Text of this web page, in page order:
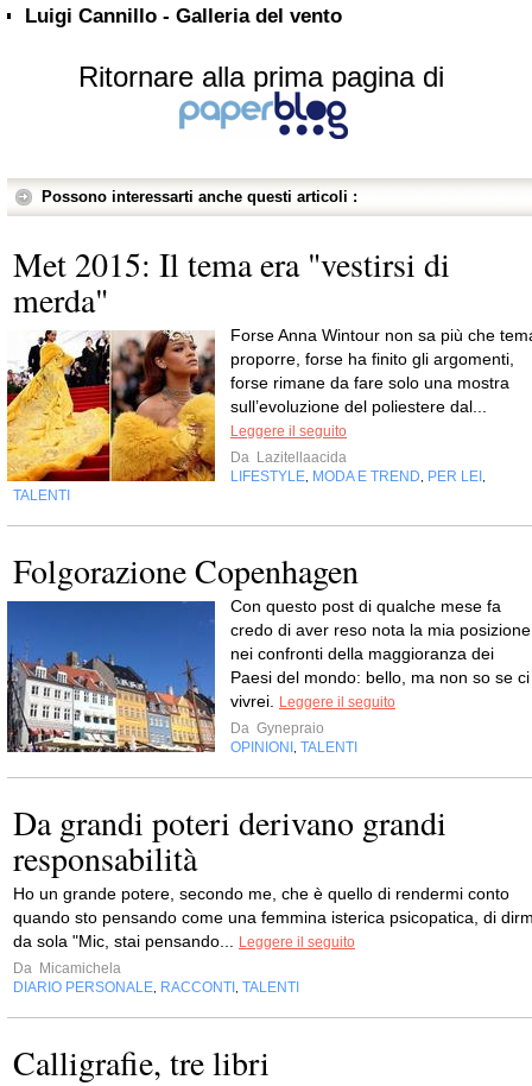
Luigi Cannillo - Galleria del vento
Ritornare alla prima pagina di
Possono interessarti anche questi articoli :
Met 2015: Il tema era "vestirsi di
merda"
Forse Anna Wintour non sa più che
proporre, forse ha finito gli argomenti,
forse rimane da fare solo una mostra
sull’evoluzione del poliestere dal...
Leggere il seguito
Da Lazitellaacida
LIFESTYLE MODA E TREND PER LEI
TALENTI
Folgorazione Copenhagen
Con questo post di qualche mese fa
credo di aver reso nota la mia posizione
nei confronti della maggioranza dei
Paesi del mondo: bello, ma non so se ci
vivrei.
Leggere il seguito
Da Gynepraio
OPINIONI
TALENTI
Da grandi poteri derivano grandi
responsabilità
Ho un grande potere, secondo me, che è quello di rendermi conto
quando sto pensando come una femmina isterica psicopatica, di
da sola "Mic, stai pensando...
Leggere il seguito
Da Micamichela
DIARIO PERSONALE RACCONTI TALENTI
Calligrafie, tre libri